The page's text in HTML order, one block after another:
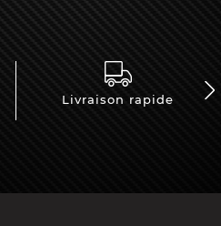
Livraison rapide